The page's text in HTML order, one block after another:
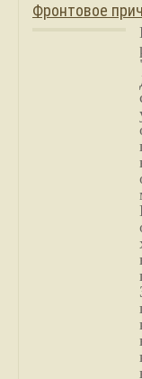
Фронтовое